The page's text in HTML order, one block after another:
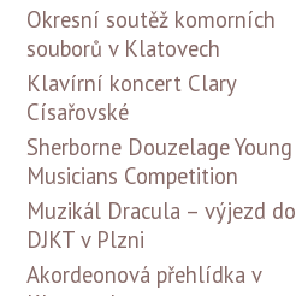
Okresní soutěž komorních
souborů v Klatovech
Klavírní koncert Clary
Císařovské
Sherborne Douzelage Young
Musicians Competition
Muzikál Dracula – výjezd do
DJKT v Plzni
Akordeonová přehlídka v